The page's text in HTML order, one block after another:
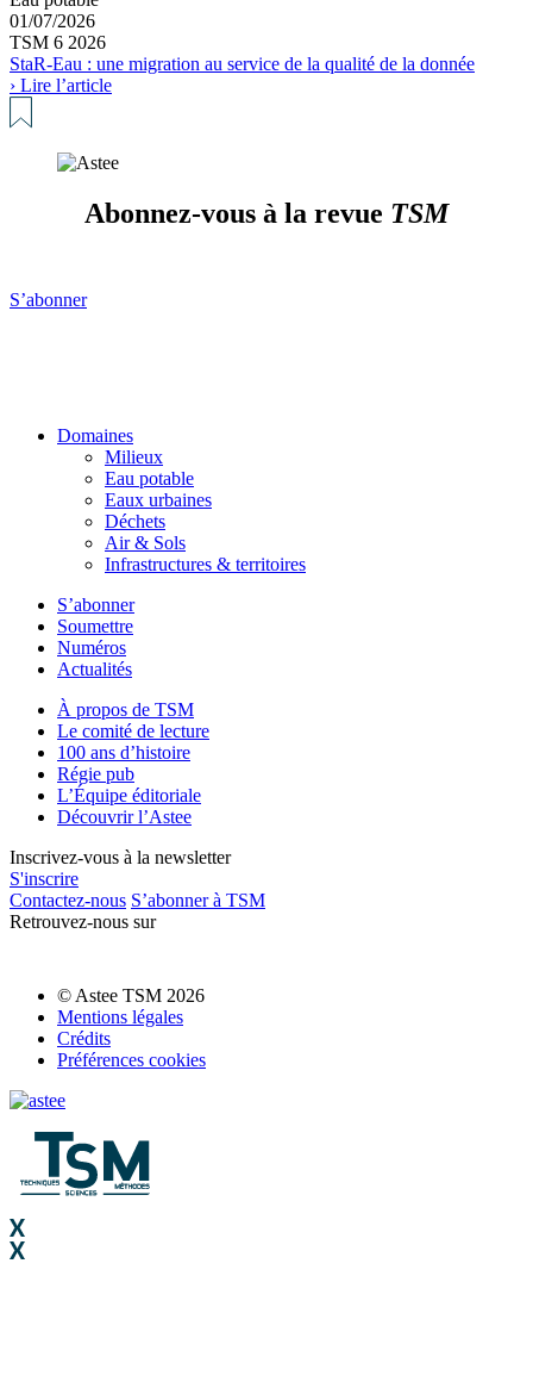
01/07/2026
TSM 6 2026
StaR-Eau : une migration au service de la qualité de la donnée
› Lire l’article
Abonnez-vous à la revue TSM
S’abonner
Domaines
Milieux
Eau potable
Eaux urbaines
Déchets
Air & Sols
Infrastructures & territoires
S’abonner
Soumettre
Numéros
Actualités
À propos de TSM
Le comité de lecture
100 ans d’histoire
Régie pub
L’Équipe éditoriale
Découvrir l’Astee
Inscrivez-vous à la newsletter
S'inscrire
Contactez-nous S’abonner à TSM
Retrouvez-nous sur
© Astee TSM 2026
Mentions légales
Crédits
Préférences cookies